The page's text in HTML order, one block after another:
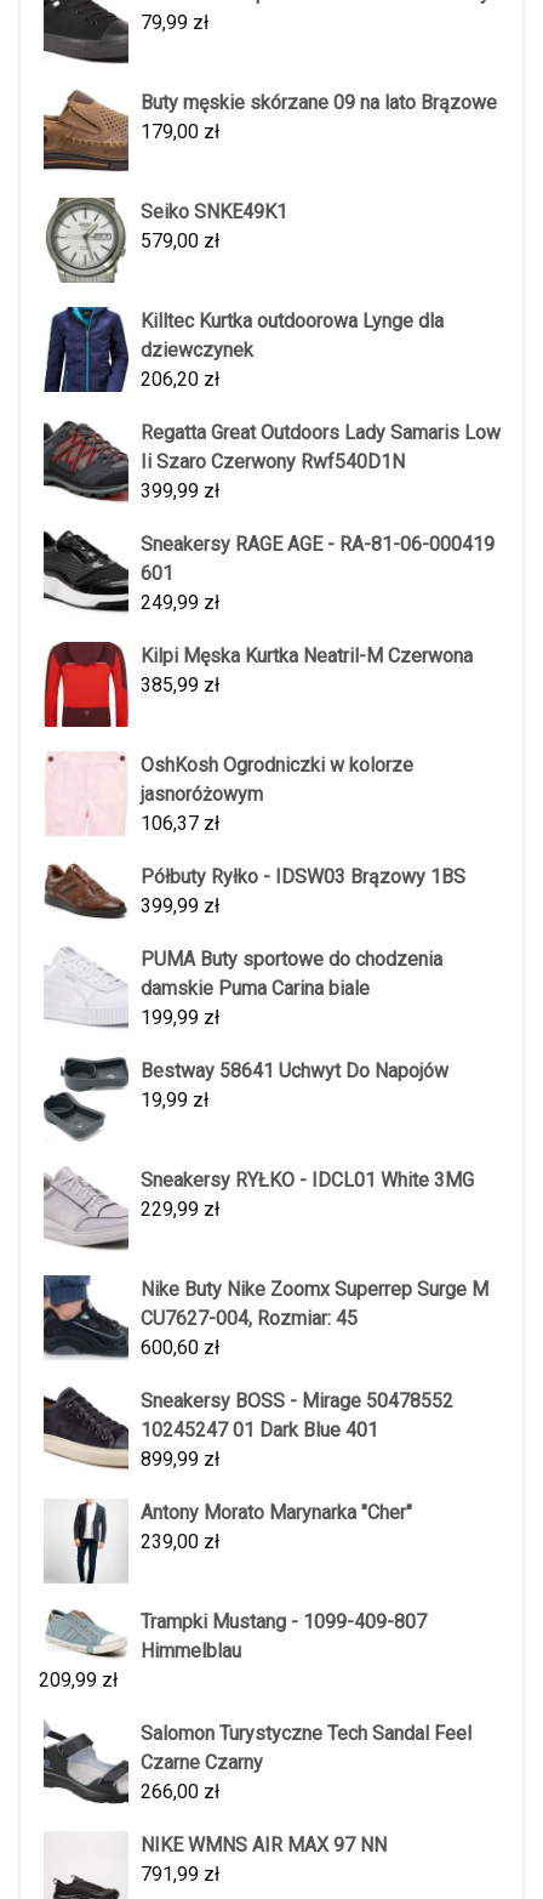
79,99 zł
Buty męskie skórzane 09 na lato Brązowe
179,00 zł
Seiko SNKE49K1
579,00 zł
Killtec Kurtka outdoorowa Lynge dla
dziewczynek
206,20 zł
Regatta Great Outdoors Lady Samaris Low
Ii Szaro Czerwony Rwf540D1N
399,99 zł
Sneakersy RAGE AGE - RA-81-06-000419
601
249,99 zł
Kilpi Męska Kurtka Neatril-M Czerwona
385,99 zł
OshKosh Ogrodniczki w kolorze
jasnoróżowym
106,37 zł
Półbuty Ryłko - IDSW03 Brązowy 1BS
399,99 zł
PUMA Buty sportowe do chodzenia
damskie Puma Carina biale
199,99 zł
Bestway 58641 Uchwyt Do Napojów
19,99 zł
Sneakersy RYŁKO - IDCL01 White 3MG
229,99 zł
Nike Buty Nike Zoomx Superrep Surge M
CU7627-004, Rozmiar: 45
600,60 zł
Sneakersy BOSS - Mirage 50478552
10245247 01 Dark Blue 401
899,99 zł
Antony Morato Marynarka "Cher"
239,00 zł
Trampki Mustang - 1099-409-807
Himmelblau
209,99 zł
Salomon Turystyczne Tech Sandal Feel
Czarne Czarny
266,00 zł
NIKE WMNS AIR MAX 97 NN
791,99 zł